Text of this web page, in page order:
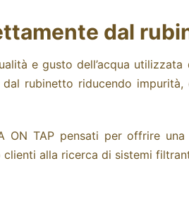
dal
e gusto dell’acqua
rubinetto riducendo
TAP pensati per offrire
alla ricerca di sistemi